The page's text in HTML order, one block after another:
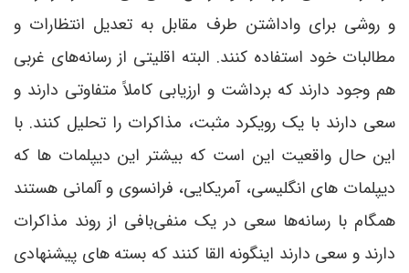
و روشی برای واداشتن طرف مقابل به تعدیل انتظارات و
مطالبات خود استفاده کنند. البته اقلیتی از رسانه‌های غربی
هم وجود دارند که برداشت و ارزیابی کاملاً متفاوتی دارند و
سعی دارند با یک رویکرد مثبت، مذاکرات را تحلیل کنند. با
این حال واقعیت این است که بیشتر این دیپلمات ها که
دیپلمات های انگلیسی، آمریکایی، فرانسوی و آلمانی هستند
همگام با رسانه‌ها سعی در یک منفی‌بافی از روند مذاکرات
دارند و سعی دارند اینگونه القا کنند که بسته های پیشنهادی